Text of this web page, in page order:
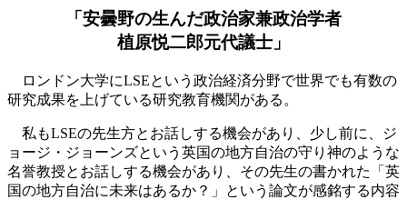
「安曇野の生んだ政治家兼政治学者
植原悦二郎元代議士」
ロンドン大学にLSEという政治経済分野で世界でも有数の
研究成果を上げている研究教育機関がある。
私もLSEの先生方とお話しする機会があり、少し前に、ジ
ョージ・ジョーンズという英国の地方自治の守り神のような
名誉教授とお話しする機会があり、その先生の書かれた「英
国の地方自治に未来はあるか？」という論文が感銘する内容